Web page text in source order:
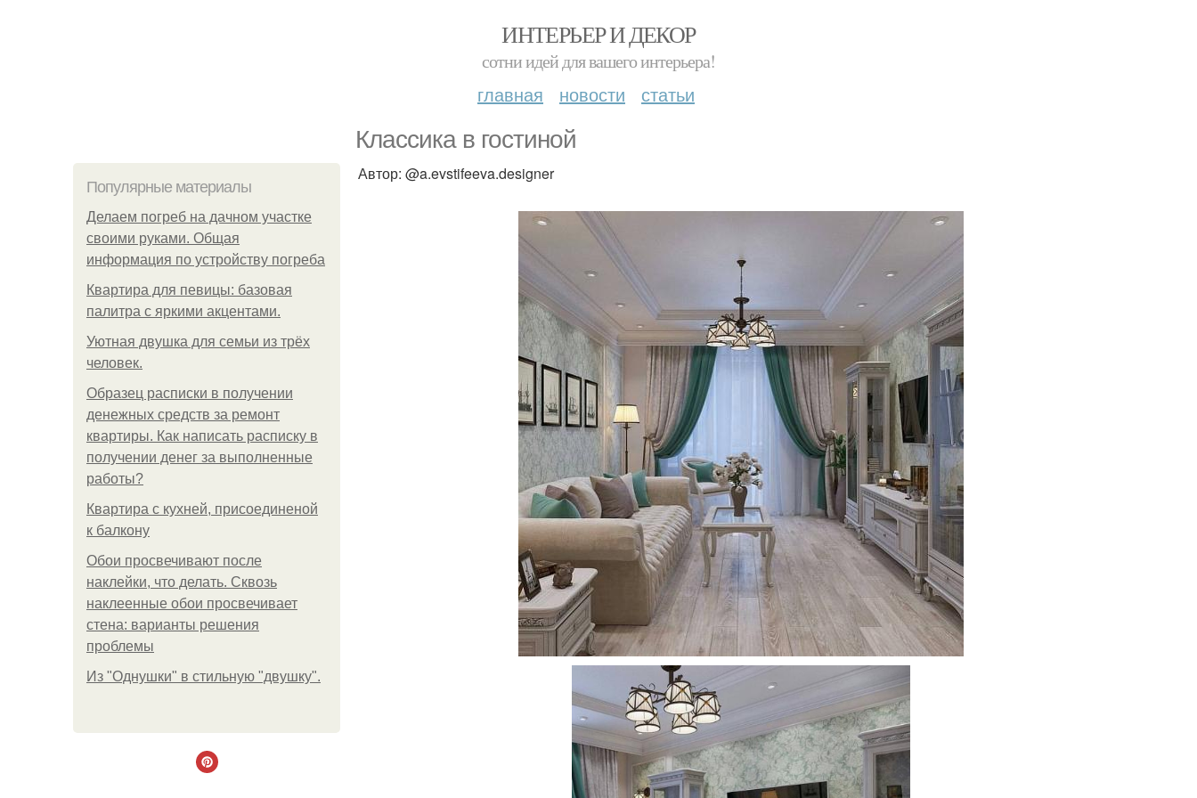
ИНТЕРЬЕР И ДЕКОР
сотни идей для вашего интерьера!
главная новости статьи
Классика в гостиной
Популярные материалы
Делаем погреб на дачном участке
своими руками. Общая
информация по устройству погреба
Квартира для певицы: базовая
палитра с яркими акцентами.
Уютная двушка для семьи из трёх
человек.
Образец расписки в получении
денежных средств за ремонт
квартиры. Как написать расписку в
получении денег за выполненные
работы?
Квартира с кухней, присоединеной
к балкону
Обои просвечивают после
наклейки, что делать. Сквозь
наклеенные обои просвечивает
стена: варианты решения
проблемы
Из "Однушки" в стильную "двушку".
Автор: @a.evstifeeva.designer